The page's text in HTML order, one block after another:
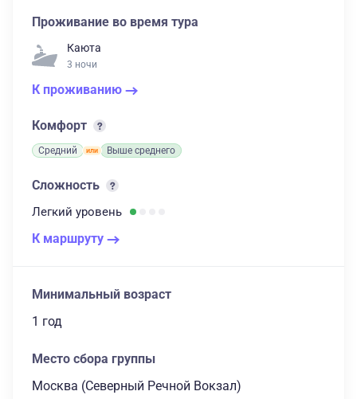
Проживание во время тура
Каюта
3 ночи
К проживанию
Комфорт
Средний Выше среднего
Сложность
Легкий уровень
К маршруту
Минимальный возраст
1 год
Место сбора группы
Москва (Северный Речной Вокзал)